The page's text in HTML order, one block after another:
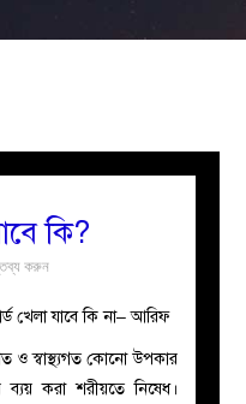
কি?
করুন
খেলা যাবে কি না– আরিফ
ও স্বাস্থ্যগত কোনো উপকার
করা শরীয়তে নিষেধ।